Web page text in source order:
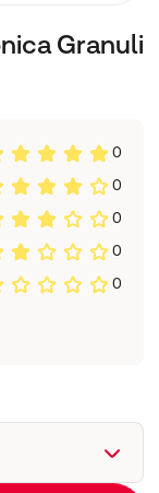
Granuli
0
0
0
0
0